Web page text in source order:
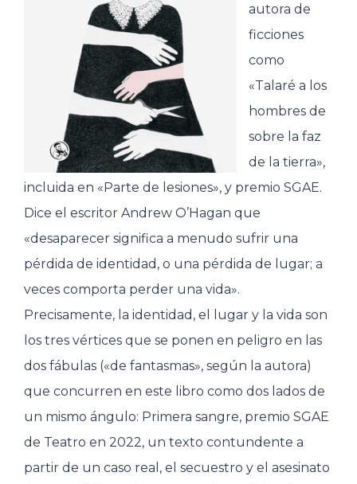
autora de
ficciones
como
«Talaré a los
hombres de
sobre la faz
de la tierra»,
incluida en «Parte de lesiones», y premio SGAE.
Dice el escritor Andrew O’Hagan que
«desaparecer significa a menudo sufrir una
pérdida de identidad, o una pérdida de lugar; a
veces comporta perder una vida».
Precisamente, la identidad, el lugar y la vida son
los tres vértices que se ponen en peligro en las
dos fábulas («de fantasmas», según la autora)
que concurren en este libro como dos lados de
un mismo ángulo: Primera sangre, premio SGAE
de Teatro en 2022, un texto contundente a
partir de un caso real, el secuestro y el asesinato